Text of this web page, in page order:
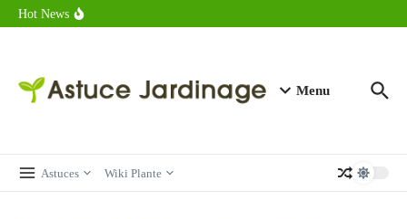
Aller au contenu
Hot News
Combien de calories dans un croque monsieur en 2025 ?
Menu
Astuces Wiki Plante